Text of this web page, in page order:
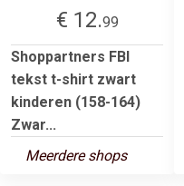
€ 12.99
Shoppartners FBI
tekst t-shirt zwart
kinderen (158-164)
Zwar...
Meerdere shops